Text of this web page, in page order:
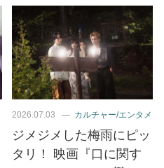
2026.07.03 カルチャー/エンタメ
ジメジメした梅雨にピッ
タリ！ 映画『口に関す